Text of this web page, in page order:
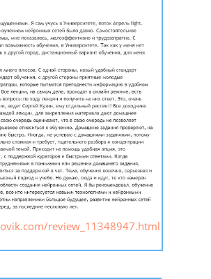
review_11348947.html